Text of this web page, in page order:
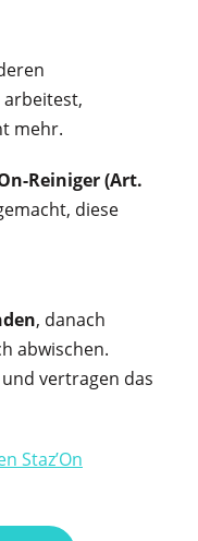
arbeitest,
mehr.
Reiniger (Art.
diese
, danach
abwischen.
vertragen das
Staz’On